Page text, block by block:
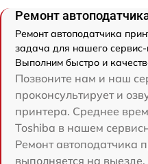
Ремонт
Ремонт автоподатчика
задача для нашего
Выполним быстро и
Позвоните нам и наш
проконсультирует и
принтера. Среднее
Toshiba в нашем
Ремонт автоподатчика
выполняется на